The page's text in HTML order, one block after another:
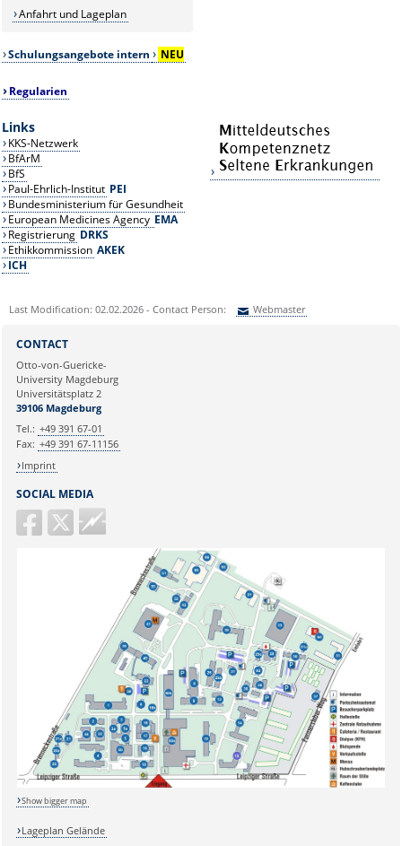
Anfahrt und Lageplan
Schulungsangebote intern NEU
Regularien
Links
KKS-Netzwerk
BfArM
BfS
Paul-Ehrlich-Institut PEI
Bundesministerium für Gesundheit
European Medicines Agency EMA
Registrierung DRKS
Ethikkommission AKEK
ICH
Last Modification: 02.02.2026 - Contact Person: Webmaster
Ihre E-Mailadresse:
Ihr Anliegen:
SOCIAL MEDIA
Guericke
FM
CONTACT
Otto-von-Guericke-
University Magdeburg
Universitätsplatz 2
39106 Magdeburg
Tel.: +49 391 67-01
Fax: +49 391 67-11156
Imprint
Show bigger map
Lageplan Gelände